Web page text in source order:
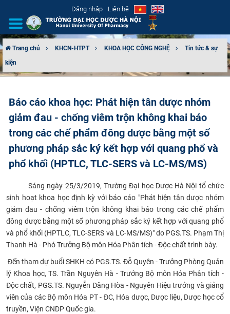
Đăng nhập Liên hệ
GIỚI THIỆU
TUYỂN SINH
ĐÀO TẠO
ĐẢM BẢO CHẤT LƯỢNG
KHOA HỌC CÔNG NGHỆ
HTQT
CỰU NGƯỜI HỌC
Trang chủ KHCN-HTPT KHOA HỌC CÔNG NGHỆ
Tin tức & sự
kiện
Báo cáo khoa học: Phát hiện tân dược nhóm
giảm đau - chống viêm trộn không khai báo
trong các chế phẩm đông dược bằng một số
phương pháp sắc ký kết hợp với quang phổ và
phổ khối (HPTLC, TLC-SERS và LC-MS/MS)
Sáng ngày 25/3/2019, Trường Đại học Dược Hà Nội tổ chức
sinh hoạt khoa học định kỳ với báo cáo "Phát hiện tân dược nhóm
giảm đau - chống viêm trộn không khai báo trong các chế phẩm
đông dược bằng một số phương pháp sắc ký kết hợp với quang phổ
và phổ khối (HPTLC, TLC-SERS và LC-MS/MS)" do PGS.TS. Phạm Thị
Thanh Hà - Phó Trưởng Bộ môn Hóa Phân tích - Độc chất trình bày.
​ Đến tham dự buổi SHKH có PGS.TS. Đỗ Quyên - Trưởng Phòng Quản
lý Khoa học, TS. Trần Nguyên Hà - Trưởng Bộ môn Hóa Phân tích -
Độc chất, PGS.TS. Nguyễn Đăng Hòa - Nguyên Hiệu trưởng và giảng
viên của các Bộ môn Hóa PT - ĐC, Hóa dược, Dược liệu, Dược học cổ
truyền, Viện CNDP Quốc gia.